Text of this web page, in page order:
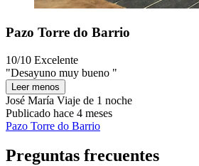
Pazo Torre do Barrio
10/10 Excelente
"Desayuno muy bueno "
Leer menos
José María Viaje de 1 noche
Publicado hace 4 meses
Pazo Torre do Barrio
Preguntas frecuentes